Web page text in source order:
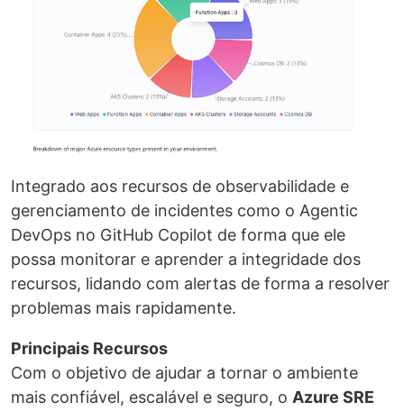
Integrado aos recursos de observabilidade e
gerenciamento de incidentes como o Agentic
DevOps no GitHub Copilot de forma que ele
possa monitorar e aprender a integridade dos
recursos, lidando com alertas de forma a resolver
problemas mais rapidamente.
Principais Recursos
Com o objetivo de ajudar a tornar o ambiente
mais confiável, escalável e seguro, o Azure SRE